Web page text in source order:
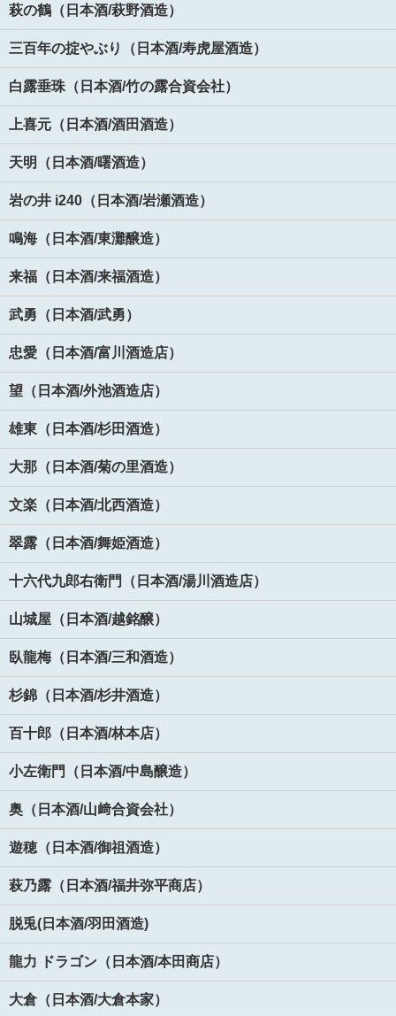
萩の鶴（日本酒/萩野酒造）
三百年の掟やぶり（日本酒/寿虎屋酒造）
白露垂珠（日本酒/竹の露合資会社）
上喜元（日本酒/酒田酒造）
天明（日本酒/曙酒造）
岩の井 i240（日本酒/岩瀬酒造）
鳴海（日本酒/東灘醸造）
来福（日本酒/来福酒造）
武勇（日本酒/武勇）
忠愛（日本酒/富川酒造店）
望（日本酒/外池酒造店）
雄東（日本酒/杉田酒造）
大那（日本酒/菊の里酒造）
文楽（日本酒/北西酒造）
翠露（日本酒/舞姫酒造）
十六代九郎右衛門（日本酒/湯川酒造店）
山城屋（日本酒/越銘醸）
臥龍梅（日本酒/三和酒造）
杉錦（日本酒/杉井酒造）
百十郎（日本酒/林本店）
小左衛門（日本酒/中島醸造）
奥（日本酒/山﨑合資会社）
遊穂（日本酒/御祖酒造）
萩乃露（日本酒/福井弥平商店）
脱兎(日本酒/羽田酒造)
龍力 ドラゴン（日本酒/本田商店）
大倉（日本酒/大倉本家）